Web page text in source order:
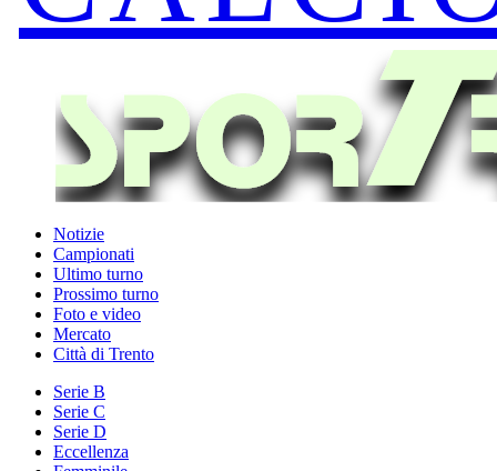
Notizie
Campionati
Ultimo turno
Prossimo turno
Foto e video
Mercato
Città di Trento
Serie B
Serie C
Serie D
Eccellenza